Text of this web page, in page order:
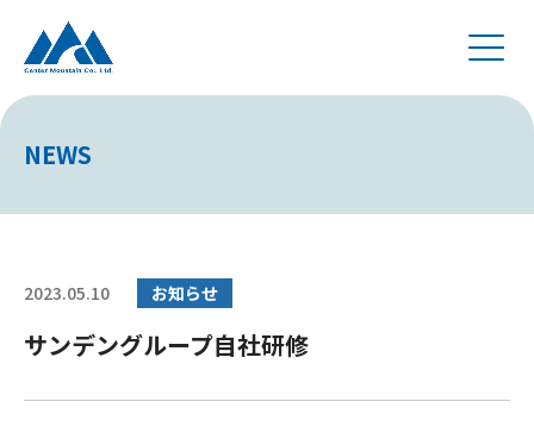
NEWS
2023.05.10 お知らせ
サンデングループ自社研修